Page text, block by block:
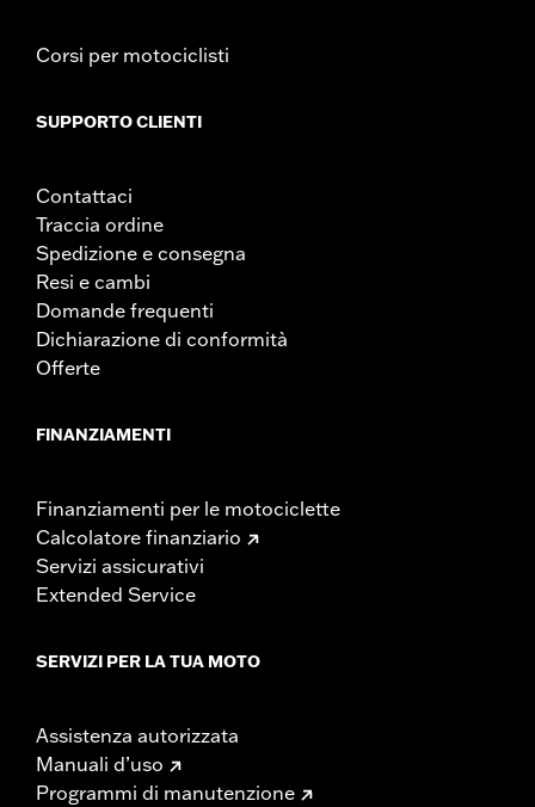
Corsi per motociclisti
SUPPORTO CLIENTI
Contattaci
Traccia ordine
Spedizione e consegna
Resi e cambi
Domande frequenti
Dichiarazione di conformità
Offerte
FINANZIAMENTI
Finanziamenti per le motociclette
Calcolatore finanziario
Servizi assicurativi
Extended Service
SERVIZI PER LA TUA MOTO
Assistenza autorizzata
Manuali d’uso
Programmi di manutenzione